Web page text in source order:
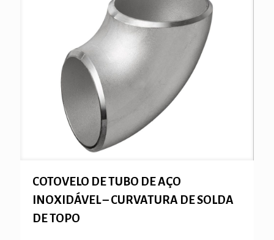
COTOVELO DE TUBO DE AÇO
INOXIDÁVEL – CURVATURA DE SOLDA
DE TOPO